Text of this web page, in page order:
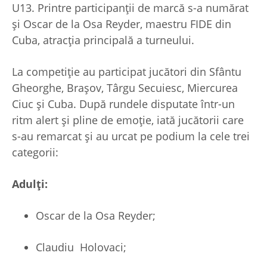
U13. Printre participanții de marcă s-a numărat
și Oscar de la Osa Reyder, maestru FIDE din
Cuba, atracția principală a turneului.
La competiție au participat jucători din Sfântu
Gheorghe, Brașov, Târgu Secuiesc, Miercurea
Ciuc și Cuba. După rundele disputate într-un
ritm alert și pline de emoție, iată jucătorii care
s-au remarcat și au urcat pe podium la cele trei
categorii:
Adulți:
Oscar de la Osa Reyder;
Claudiu Holovaci;